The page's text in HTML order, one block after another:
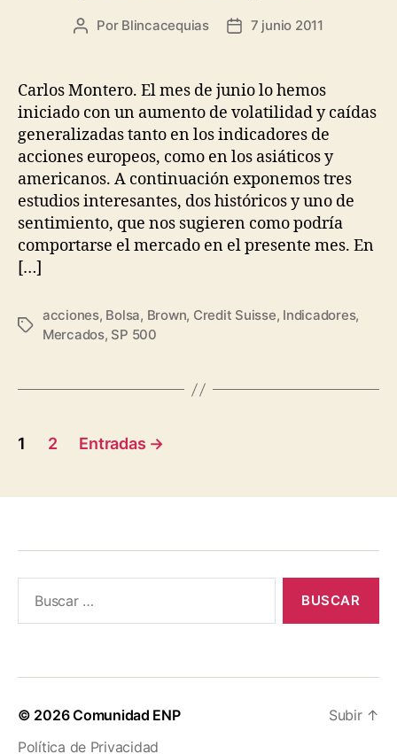
Autor
entrada
Por Blincacequias
Fecha
entrada
7 junio 2011
Carlos Montero. El mes de junio lo hemos
iniciado con un aumento de volatilidad y caídas
generalizadas tanto en los indicadores de
acciones europeos, como en los asiáticos y
americanos. A continuación exponemos tres
estudios interesantes, dos históricos y uno de
sentimiento, que nos sugieren como podría
comportarse el mercado en el presente mes. En
[…]
Etiquetas
acciones, Bolsa, Brown, Credit Suisse, Indicadores,
Mercados, SP 500
Paginación
entradas
1 2 Entradas →
© 2026Comunidad ENP
Política de Privacidad
Subir ↑